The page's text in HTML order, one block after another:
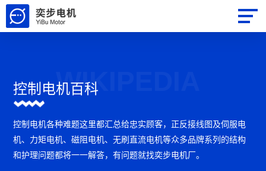
控制电机百科WIKIPEDIA
控制电机各种难题这里都汇总给忠实顾客，正反接线图及伺服电
机、力矩电机、磁阻电机、无刷直流电机等众多品牌系列的结构
和护理问题都将一一解答，有问题就找奕步电机厂。